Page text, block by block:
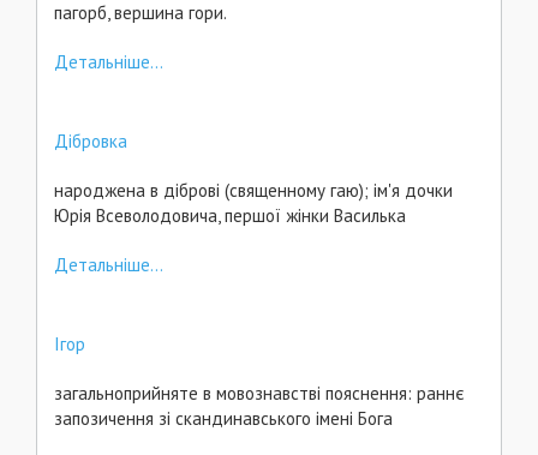
пагорб, вершина гори.
Детальніше...
Дібровка
народжена в діброві (священному гаю); ім'я дочки
Юрія Всеволодовича, першої жінки Василька
Детальніше...
Ігор
загальноприйняте в мовознавстві пояснення: раннє
запозичення зі скандинавського імені Бога